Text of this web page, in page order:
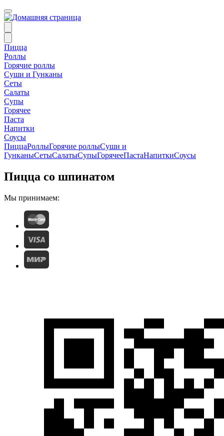
Пицца
Роллы
Горячие роллы
Суши и Гунканы
Сеты
Салаты
Супы
Горячее
Паста
Напитки
Соусы
ПиццаРоллыГорячие роллыСуши и
ГунканыСетыСалатыСупыГорячееПастаНапиткиСоусы
Пицца со шпинатом
Мы принимаем: